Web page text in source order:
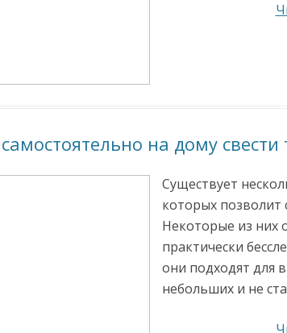
на дому свести
Существует
которых позволит
Некоторые из них
практически
они подходят для
небольших и не